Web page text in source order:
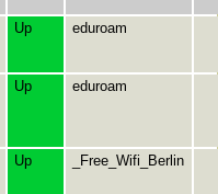
Up eduroam
Up eduroam
Up _Free_Wifi_Berlin